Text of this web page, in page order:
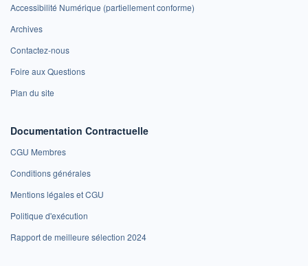
Accessibilité Numérique (partiellement conforme)
Archives
Contactez-nous
Foire aux Questions
Plan du site
Documentation Contractuelle
CGU Membres
Conditions générales
Mentions légales et CGU
Politique d'exécution
Rapport de meilleure sélection 2024